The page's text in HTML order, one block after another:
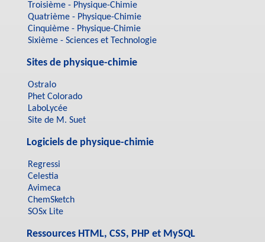
Troisième - Physique-Chimie
Quatrième - Physique-Chimie
Cinquième - Physique-Chimie
Sixième - Sciences et Technologie
Sites de physique-chimie
Ostralo
Phet Colorado
LaboLycée
Site de M. Suet
Logiciels de physique-chimie
Regressi
Celestia
Avimeca
ChemSketch
SOSx Lite
Ressources HTML, CSS, PHP et MySQL